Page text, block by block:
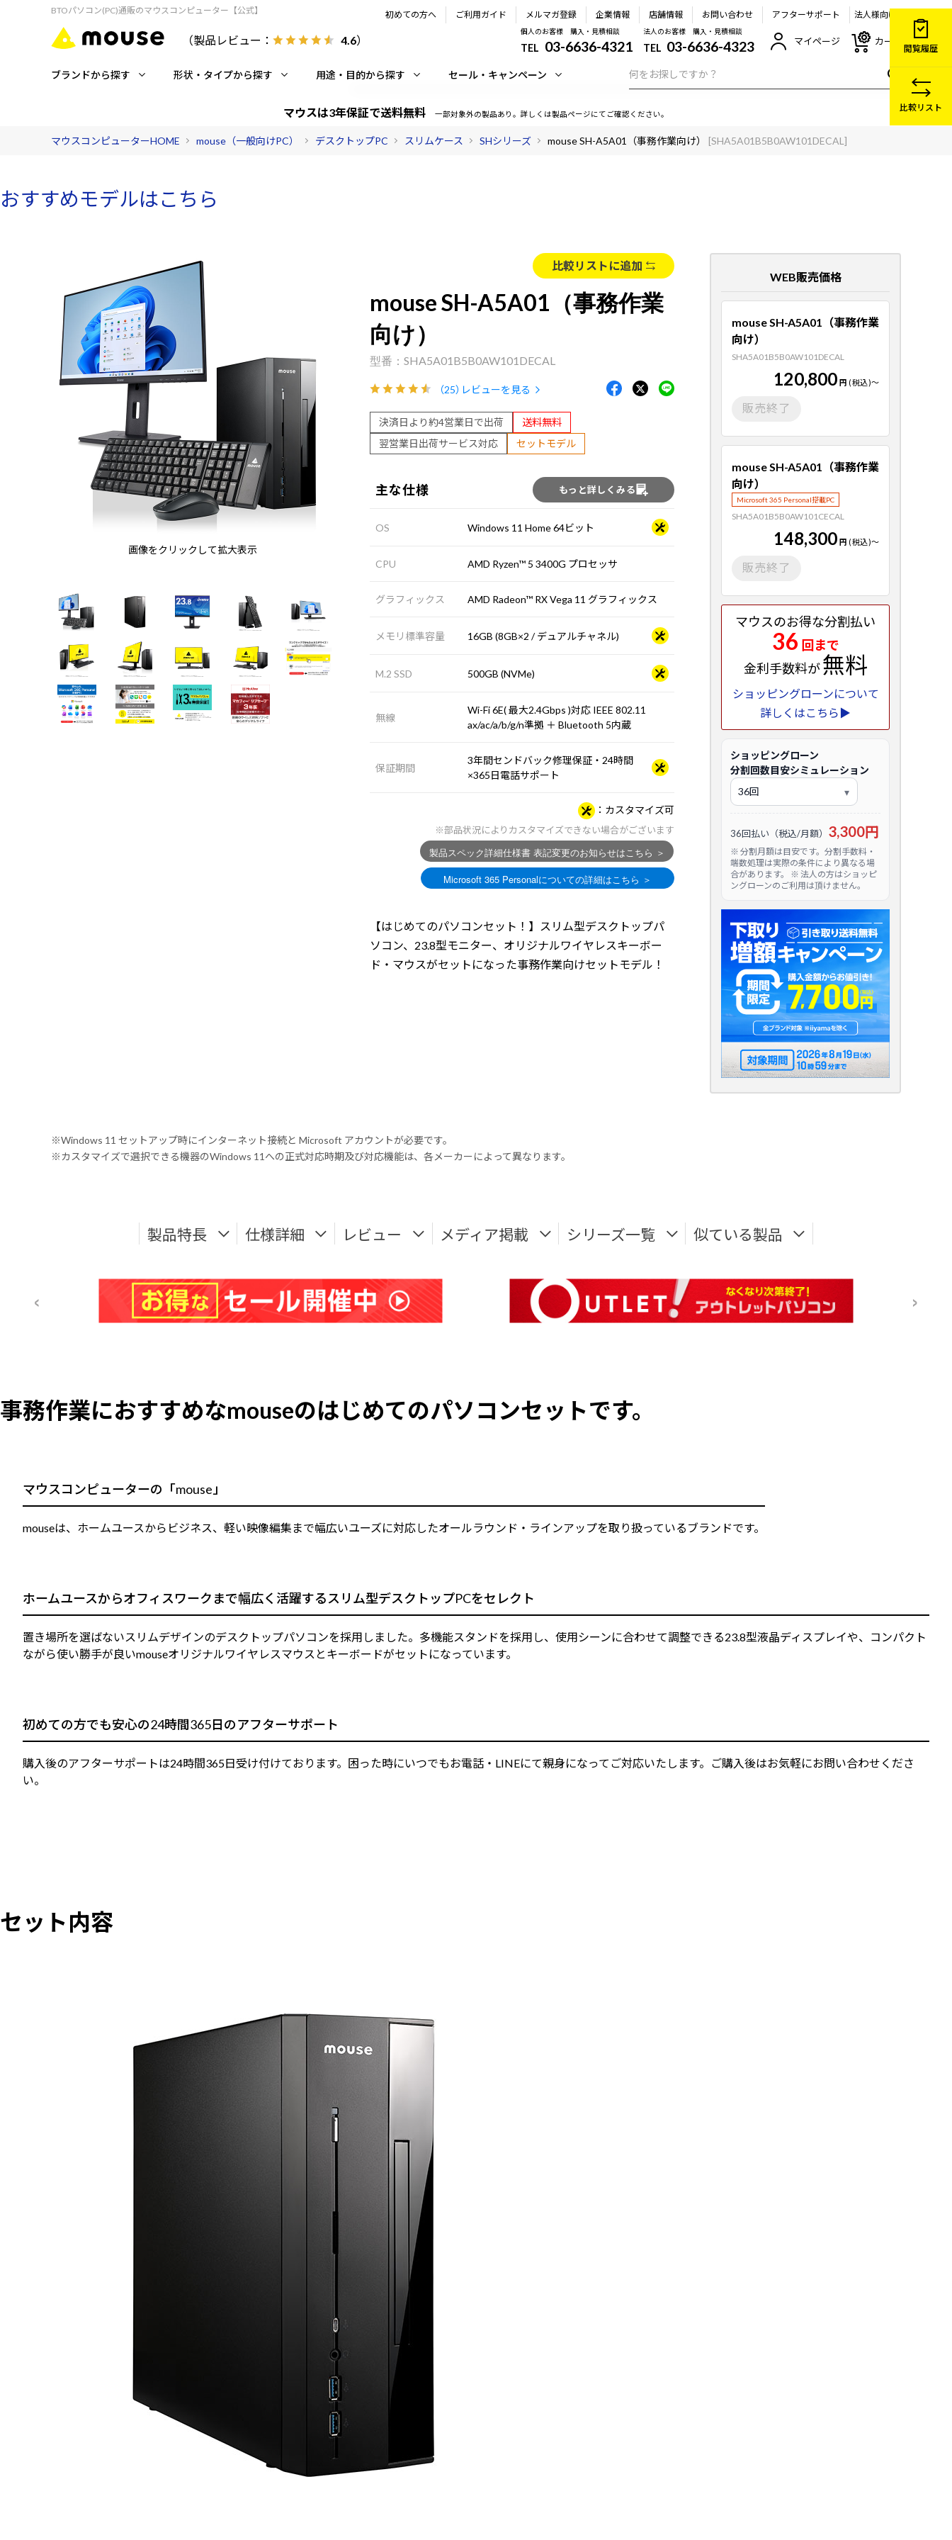
BTOパソコン(PC)通販のマウスコンピューター【公式】
（製品レビュー： 4.6）
初めての方へ ご利用ガイド メルマガ登録 企業情報 店舗情報 お問い合わせ アフターサポート 法人様向け
個人のお客様 購入・見積相談
TEL 03-6636-4321
法人のお客様 購入・見積相談
TEL 03-6636-4323 マイページ カート
ブランドから探す 形状・タイプから探す 用途・目的から探す セール・キャンペーン
マウスは3年保証で送料無料 一部対象外の製品あり。詳しくは製品ページにてご確認ください。
マウスコンピューターHOME mouse（一般向けPC） デスクトップPC スリムケース SHシリーズ mouse SH-A5A01（事務作業向け） [SHA5A01B5B0AW101DECAL]
おすすめモデルはこちら
画像をクリックして拡大表示
比較リストに追加
mouse SH-A5A01（事務作業
向け）
SHA5A01B5B0AW101DECAL
（25）レビューを見る
決済日より約4営業日で出荷
送料無料
翌営業日出荷サービス対応
セットモデル
主な仕様 もっと詳しくみる
OS Windows 11 Home 64ビット
CPU AMD Ryzen™ 5 3400G プロセッサ
グラフィックス AMD Radeon™ RX Vega 11 グラフィックス
メモリ標準容量 16GB (8GB×2 / デュアルチャネル)
M.2 SSD 500GB (NVMe)
無線
Wi-Fi 6E( 最大2.4Gbps )対応 IEEE 802.11
ax/ac/a/b/g/n準拠 ＋ Bluetooth 5内蔵
保証期間
3年間センドバック修理保証・24時間
×365日電話サポート
カスタマイズ可
※部品状況によりカスタマイズできない場合がございます
【はじめてのパソコンセット！】スリム型デスクトップパ
ソコン、23.8型モニター、オリジナルワイヤレスキーボー
ド・マウスがセットになった事務作業向けセットモデル！
WEB販売価格
mouse SH-A5A01（事務作業
向け）
SHA5A01B5B0AW101DECAL
120,800 円 (税込)～
販売終了
mouse SH-A5A01（事務作業
向け）
Microsoft 365 Personal搭載PC
SHA5A01B5B0AW101CECAL
148,300 円 (税込)～
販売終了
マウスのお得な分割払い
36 回まで
金利手数料が無料
ショッピングローンについて
詳しくはこちら▶
ショッピングローン
分割回数目安シミュレーション
36回払い（税込/月額） 3,300円
※ 分割月額は目安です。分割手数料・
端数処理は実際の条件により異なる場
合があります。 ※ 法人の方はショッピ
ングローンのご利用は頂けません。
※Windows 11 セットアップ時にインターネット接続と Microsoft アカウントが必要です。
※カスタマイズで選択できる機器のWindows 11への正式対応時期及び対応機能は、各メーカーによって異なります。
製品特長 仕様詳細 レビュー メディア掲載 シリーズ一覧 似ている製品
事務作業におすすめなmouseのはじめてのパソコンセットです。
マウスコンピューターの「mouse」
mouseは、ホームユースからビジネス、軽い映像編集まで幅広いユーズに対応したオールラウンド・ラインアップを取り扱っているブランドです。
ホームユースからオフィスワークまで幅広く活躍するスリム型デスクトップPCをセレクト
置き場所を選ばないスリムデザインのデスクトップパソコンを採用しました。多機能スタンドを採用し、使用シーンに合わせて調整できる23.8型液晶ディスプレイや、コンパクト
ながら使い勝手が良いmouseオリジナルワイヤレスマウスとキーボードがセットになっています。
初めての方でも安心の24時間365日のアフターサポート
購入後のアフターサポートは24時間365日受け付けております。困った時にいつでもお電話・LINEにて親身になってご対応いたします。ご購入後はお気軽にお問い合わせくださ
い。
セット内容
閲覧履歴
比較リスト